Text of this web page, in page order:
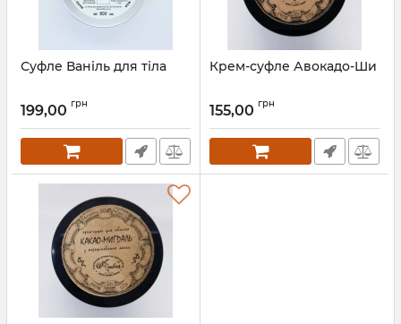
Суфле Ваніль для тіла
199,00 грн
Крем-суфле Авокадо-Ши
155,00 грн